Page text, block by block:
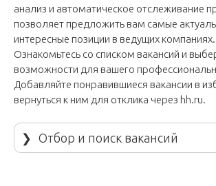
анализ и автоматическое отслеживание
позволяет предложить вам самые
интересные позиции в ведущих компаниях.
Ознакомьтесь со списком вакансий и
возможности для вашего
Добавляйте понравившиеся вакансии в
вернуться к ним для отклика через hh.ru.
❯ Отбор и поиск вакансий